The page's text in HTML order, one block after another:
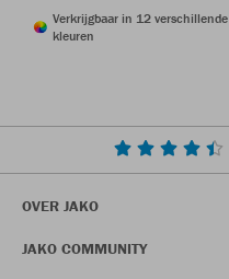
Verkrijgbaar in 12 verschillende
kleuren
OVER JAKO
JAKO COMMUNITY